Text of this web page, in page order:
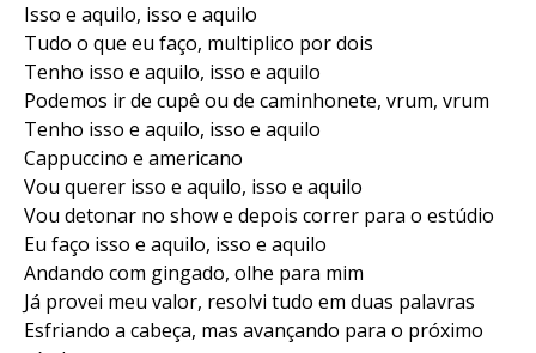
Isso e aquilo, isso e aquilo
Tudo o que eu faço, multiplico por dois
Tenho isso e aquilo, isso e aquilo
Podemos ir de cupê ou de caminhonete, vrum, vrum
Tenho isso e aquilo, isso e aquilo
Cappuccino e americano
Vou querer isso e aquilo, isso e aquilo
Vou detonar no show e depois correr para o estúdio
Eu faço isso e aquilo, isso e aquilo
Andando com gingado, olhe para mim
Já provei meu valor, resolvi tudo em duas palavras
Esfriando a cabeça, mas avançando para o próximo